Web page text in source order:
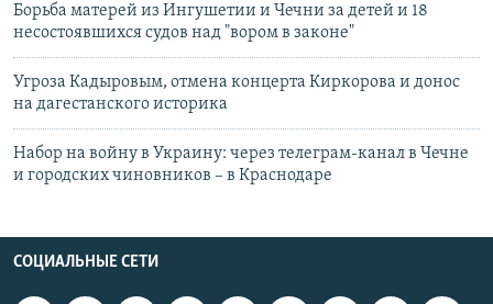
Борьба матерей из Ингушетии и Чечни за детей и 18
несостоявшихся судов над "вором в законе"
Угроза Кадыровым, отмена концерта Киркорова и донос
на дагестанского историка
Набор на войну в Украину: через телеграм-канал в Чечне
и городских чиновников – в Краснодаре
СОЦИАЛЬНЫЕ СЕТИ